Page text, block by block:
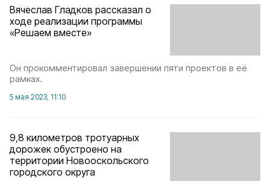
Вячеслав Гладков рассказал о
ходе реализации программы
«Решаем вместе»
Он прокомментировал завершении пяти проектов в её
рамках.
5 мая 2023, 11:10
9,8 километров тротуарных
дорожек обустроено на
территории Новооскольского
городского округа